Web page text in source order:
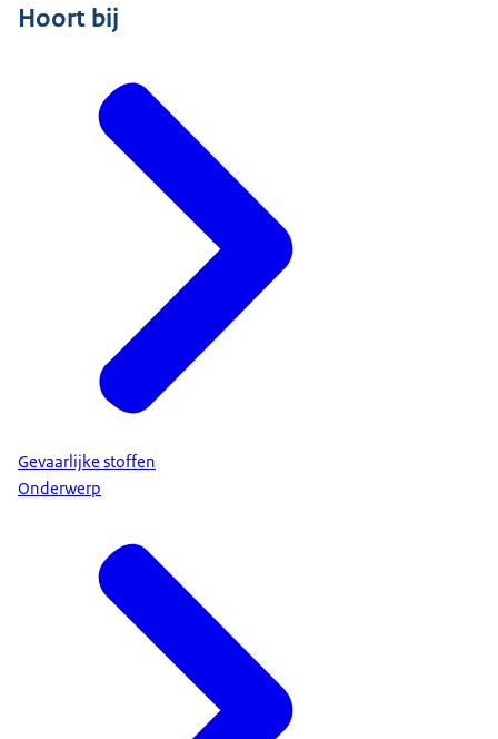
Hoort bij
Gevaarlijke stoffen
Onderwerp